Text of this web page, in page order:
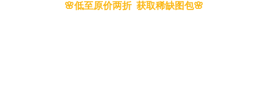
🌸低至原价两折 获取稀缺图包🌸